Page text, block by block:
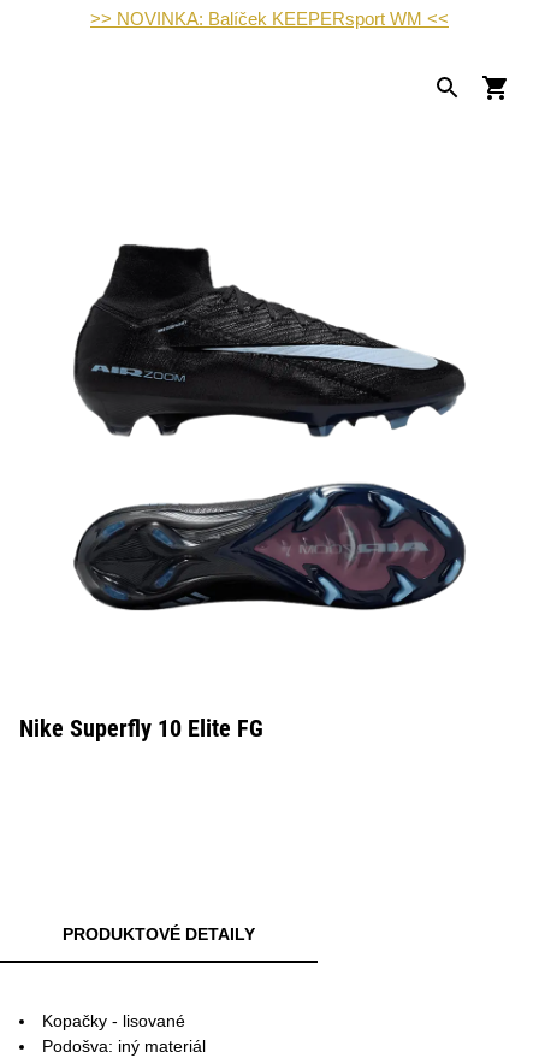
>> NOVINKA: Balíček KEEPERsport WM <<
Nike Superfly 10 Elite FG
PRODUKTOVÉ DETAILY
Kopačky - lisované
Podošva: iný materiál